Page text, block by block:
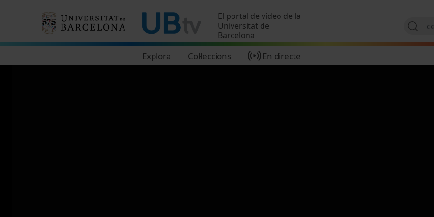
El portal de vídeo de la
Universitat de
Barcelona
Explora Col·leccions En directe